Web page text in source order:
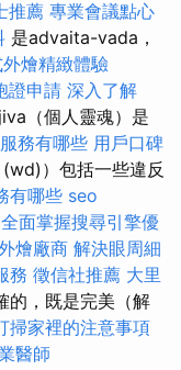
推薦 專業會議點心
是advaita-vada，
燴精緻體驗
證申請 深入了解
jiva（個人靈魂）是
務有哪些 用戶口碑
(wd)）包括一些違反
有哪些 seo
全面掌握搜尋引擎優
燴廠商 解決眼周細
務 徵信社推薦 大里
的，既是完美（解
掃家裡的注意事項
醫師